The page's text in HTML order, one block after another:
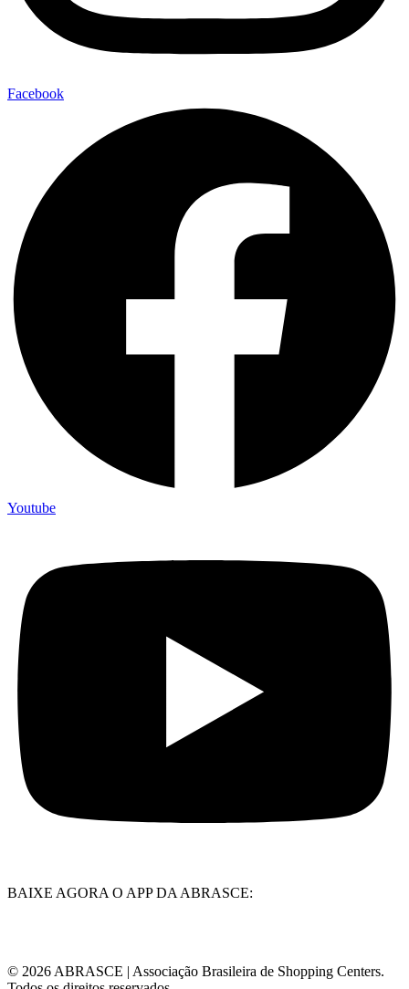
Facebook
Youtube
BAIXE AGORA O APP DA ABRASCE:
© 2026 ABRASCE | Associação Brasileira de Shopping Centers.